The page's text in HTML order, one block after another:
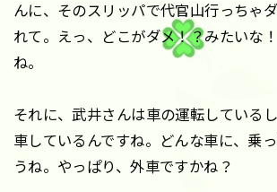
んに、そのスリッパで代官山行っちゃ
れて。えっ、どこがダメ！？みたいな
ね。
それに、武井さんは車の運転している
車しているんですね。どんな車に、乗
うね。やっぱり、外車ですかね？